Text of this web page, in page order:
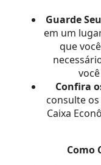
Guarde
em um
que
Confira
consulte
Caixa
Como